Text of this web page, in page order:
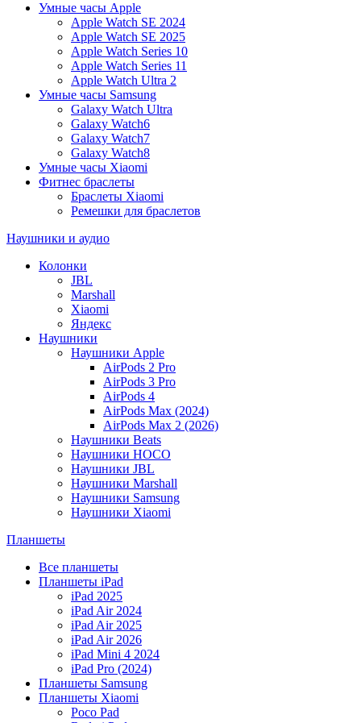
Умные часы Apple
Apple Watch SE 2024
Apple Watch SE 2025
Apple Watch Series 10
Apple Watch Series 11
Apple Watch Ultra 2
Умные часы Samsung
Galaxy Watch Ultra
Galaxy Watch6
Galaxy Watch7
Galaxy Watch8
Умные часы Xiaomi
Фитнес браслеты
Браслеты Xiaomi
Ремешки для браслетов
Наушники и аудио
Колонки
JBL
Marshall
Xiaomi
Яндекс
Наушники
Наушники Apple
AirPods 2 Pro
AirPods 3 Pro
AirPods 4
AirPods Max (2024)
AirPods Max 2 (2026)
Наушники Beats
Наушники HOCO
Наушники JBL
Наушники Marshall
Наушники Samsung
Наушники Xiaomi
Планшеты
Все планшеты
Планшеты iPad
iPad 2025
iPad Air 2024
iPad Air 2025
iPad Air 2026
iPad Mini 4 2024
iPad Pro (2024)
Планшеты Samsung
Планшеты Xiaomi
Poco Pad